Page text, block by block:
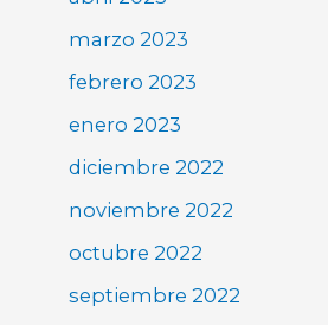
marzo 2023
febrero 2023
enero 2023
diciembre 2022
noviembre 2022
octubre 2022
septiembre 2022